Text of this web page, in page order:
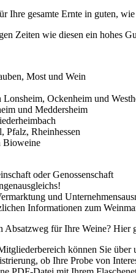
Ihre gesamte Ernte in guten,
Zeiten wie diesen ein hohes
Most und Wein
Lonsheim, Ockenheim und
und Meddersheim
Pfalz, Rheinhessen
Bioweine
oder Genossenschaft
und
Informationen zum
Absatzweg für Ihre Weine? Hier
können Sie über
ob Ihre Probe von